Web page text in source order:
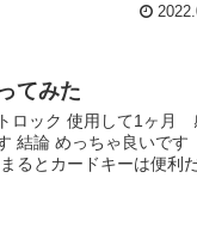
てみた
ロック 使用して1ヶ月
結論 めっちゃ良いで
るとカードキーは便利